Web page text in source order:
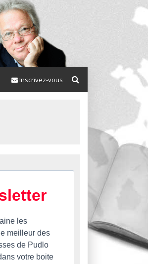
Inscrivez-vous
les
meilleur des
de Pudlo
votre boite